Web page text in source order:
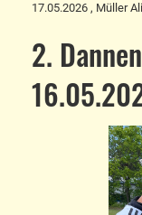
17.05.2026 , Müller
2.